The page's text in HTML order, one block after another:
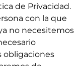
de Privacidad.
con la que
no necesitemos
obligaciones